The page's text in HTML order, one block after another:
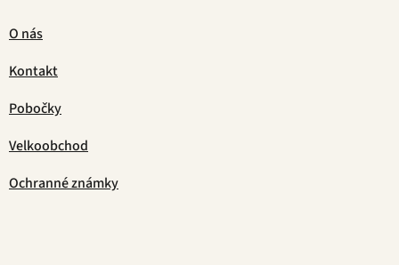
O nás
Kontakt
Pobočky
Velkoobchod
Ochranné známky